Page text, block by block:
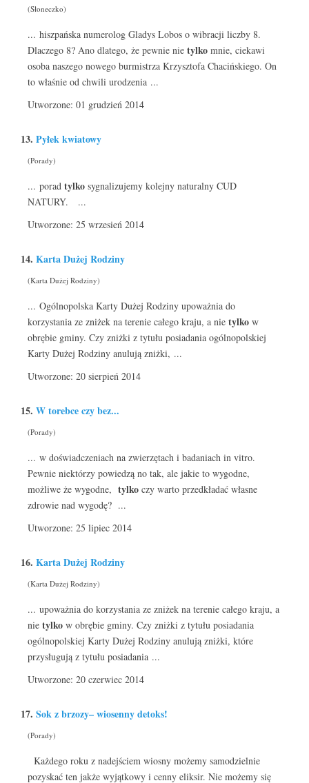
(Słoneczko)
... hiszpańska numerolog Gladys Lobos o wibracji liczby 8.
Dlaczego 8? Ano dlatego, że pewnie nie tylko mnie, ciekawi
osoba naszego nowego burmistrza Krzysztofa Chacińskiego. On
to właśnie od chwili urodzenia ...
Utworzone: 01 grudzień 2014
13. Pyłek kwiatowy
(Porady)
... porad tylko sygnalizujemy kolejny naturalny CUD
NATURY. ...
Utworzone: 25 wrzesień 2014
14. Karta Dużej Rodziny
(Karta Dużej Rodziny)
... Ogólnopolska Karty Dużej Rodziny upoważnia do
korzystania ze zniżek na terenie całego kraju, a nie tylko w
obrębie gminy. Czy zniżki z tytułu posiadania ogólnopolskiej
Karty Dużej Rodziny anulują zniżki, ...
Utworzone: 20 sierpień 2014
15. W torebce czy bez...
(Porady)
... w doświadczeniach na zwierzętach i badaniach in vitro.
Pewnie niektórzy powiedzą no tak, ale jakie to wygodne,
możliwe że wygodne, tylko czy warto przedkładać własne
zdrowie nad wygodę? ...
Utworzone: 25 lipiec 2014
16. Karta Dużej Rodziny
(Karta Dużej Rodziny)
... upoważnia do korzystania ze zniżek na terenie całego kraju, a
nie tylko w obrębie gminy. Czy zniżki z tytułu posiadania
ogólnopolskiej Karty Dużej Rodziny anulują zniżki, które
przysługują z tytułu posiadania ...
Utworzone: 20 czerwiec 2014
17. Sok z brzozy– wiosenny detoks!
(Porady)
Każdego roku z nadejściem wiosny możemy samodzielnie
pozyskać ten jakże wyjątkowy i cenny eliksir. Nie możemy się